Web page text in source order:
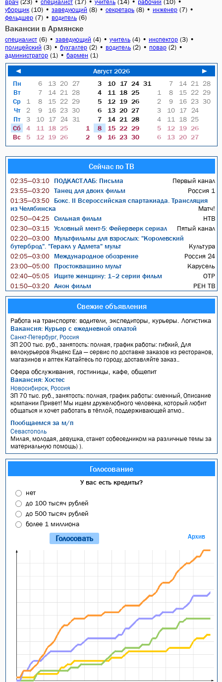
врач специалист учитель рабочий
уборщик (10) • заведующий (8) • секретарь (8) • инженер (7) •
фельдшер (7) • водитель (6)
Вакансии в Армянске
специалист (6) • заведующий (4) • учитель (4) • инспектор (3) •
полицейский (3) • бухгалтер (2) • водитель (2) • повар (2) •
администратор (1) • бармен (1)
◄
Август 2026
►
Пн
Вт
Ср
Чт
Пт
Сб
Вс
6 13 20
27
7
14 21
28
1
8 15 22 29
2
9 16 23 30
3
10 17 24 31
4
11 18 25
5
12 19 26
3 10 17 24 31
4
11 18 25
5
12 19 26
6
13 20 27
7
14 21
28
1
8 15 22 29
2
9 16 23 30
7 14 21
28
1
8 15 22 29
2
9 16 23 30
3
10 17
24
4
11 18 25
5
12 19 26
6
13 20 27
Сейчас по ТВ
02:35—03:10 ПОДКАСТ.ЛАБ: Письма Первый канал
23:55—03:20 Танец для двоих фильм Россия 1
01:35—03:50
Бокс. II Всероссийская спартакиада. Трансляция
из Челябинска
Матч!
02:50—04:25 Сильная фильм НТВ
02:30—03:15 Условный мент-5: Фейерверк сериал Пятый канал
02:20—03:00
Мультфильмы для взрослых: "Королевский
бутерброд". "Геракл у Адмета" мульт
Культура
02:05—03:00 Международное обозрение Россия 24
23:00—05:00 Простоквашино мульт Карусель
02:40—05:05 Ищите женщину: 1–2 серии фильм ОТР
01:50—03:20 Анон фильм РЕН ТВ
Свежие объявления
Работа на транспорте: водители, экспедиторы, курьеры. Логистика
Вакансия: Курьер с ежедневной оплатой
Санкт-Петербург, Россия
ЗП 200 тыс. руб., занятость: полная, график работы: гибкий, Для
велокурьеров Яндекс Еда — сервис по доставке заказов из ресторанов,
магазинов и аптек Катайтесь по городу, доставляйте заказ..
Сфера обслуживания, гостиницы, кафе, общепит
Вакансия: Хостес
Новосибирск, Россия
ЗП 70 тыс. руб., занятость: полная, график работы: сменный, Описание
компании Привет! Мы ищем дружелюбного человека, который любит
общаться и хочет работать в тёплой, поддерживающей атмо..
Пообщаемся за м/п
Севастополь
Милая, молодая, девушка, станет собеседником на различные темы за
материальную помощь) ).
Голосование
У вас есть кредиты?
нет
до 100 тысяч рублей
до 500 тысяч рублей
более 1 миллиона
Архив